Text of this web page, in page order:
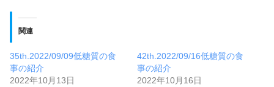
関連
35th.2022/09/09低糖質の食
事の紹介
2022年10月13日
42th.2022/09/16低糖質の食
事の紹介
2022年10月16日